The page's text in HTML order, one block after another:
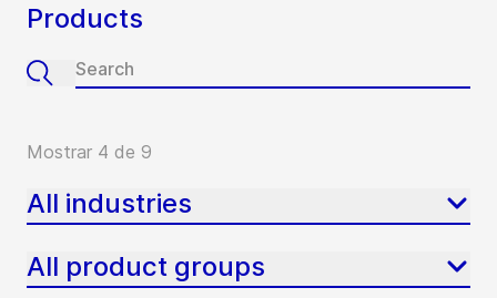
Products
Mostrar 4 de 9
All industries
All product groups